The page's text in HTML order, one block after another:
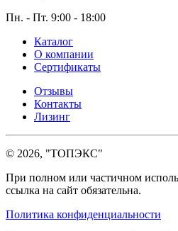
Пн. - Пт. 9:00 - 18:00
Каталог
О компании
Сертификаты
Отзывы
Контакты
Лизинг
© 2026, "ТОПЭКС"
При полном или частичном
ссылка на сайт обязательна.
Политика конфиденциальности